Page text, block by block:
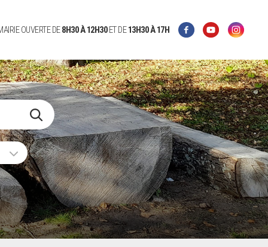
OUVERTE DE8H30 À 12H30ET DE13H30 À 17H